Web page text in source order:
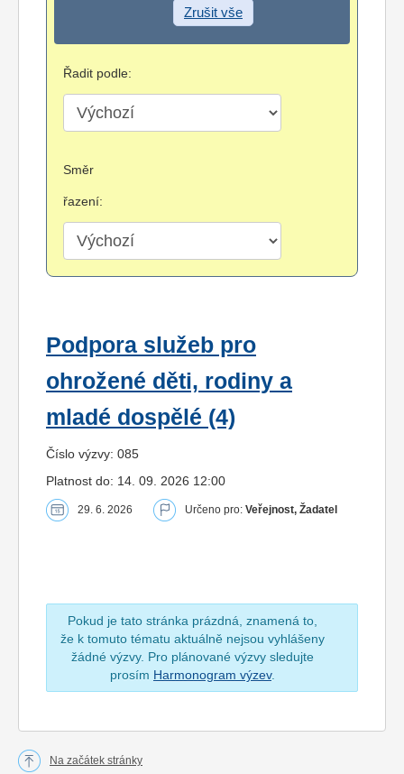
Zrušit vše
Řadit podle:
Směr
řazení:
Podpora služeb pro
ohrožené děti, rodiny a
mladé dospělé (4)
Číslo výzvy: 085
Platnost do: 14. 09. 2026 12:00
29. 6. 2026 Určeno pro: Veřejnost, Žadatel
Pokud je tato stránka prázdná, znamená to,
že k tomuto tématu aktuálně nejsou vyhlášeny
žádné výzvy. Pro plánované výzvy sledujte
prosím Harmonogram výzev.
Na začátek stránky